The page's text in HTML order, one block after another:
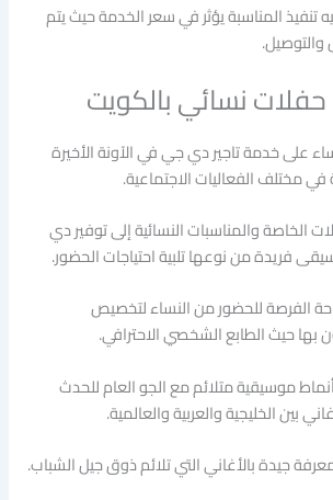
تنفيذ المناسبة يؤثر في سعر الخدمة حيث يتم
نسائي بالكويت
على خدمة تاجير دي جي في الآونة الأخيرة
مختلف الفعاليات الاجتماعية.
الخاصة والمناسبات النسائية إلى توفير دي
فريدة من نوعها تلبية احتياجات الحضور.
الفرصة للحضور من النساء لتخصيص
بها حيث الطابع الشخصي الاحترافي.
موسيقية متلائم مع الجو العام للحدث
بين الخليجية والعربية والعالمية.
جيدة بالأغاني التي تلائم ذوق جيل الشباب.